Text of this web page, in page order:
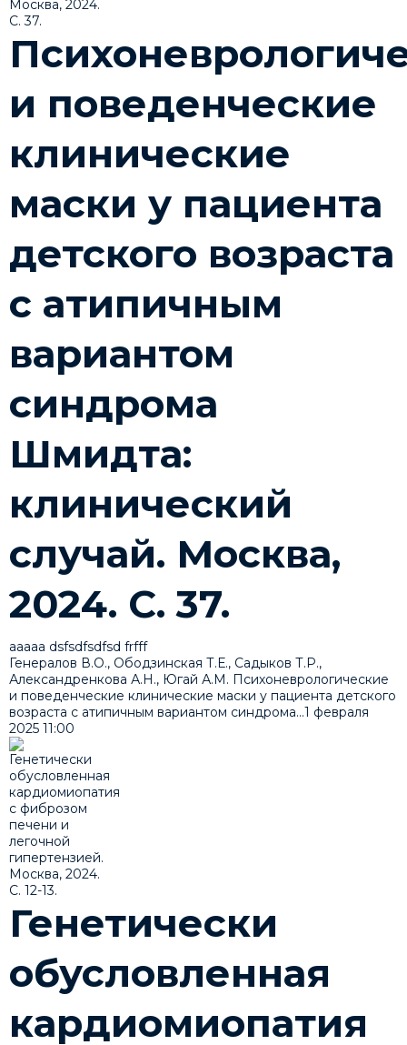
и поведенческие
клинические
маски у пациента
детского возраста
с атипичным
вариантом
синдрома
Шмидта:
клинический
случай. Москва,
2024. С. 37.
ааааа dsfsdfsdfsd frfff
Генералов В.О., Ободзинская Т.Е., Садыков Т.Р.,
Александренкова А.Н., Югай А.М. Психоневрологические
и поведенческие клинические маски у пациента детского
возраста с атипичным вариантом синдрома...1 февраля
2025 11:00
Генетически
обусловленная
кардиомиопатия